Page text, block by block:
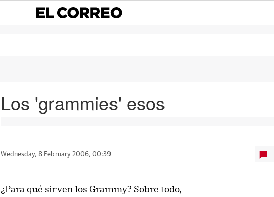
Los 'grammies' esos
Wednesday, 8 February 2006, 00:39
¿Para qué sirven los Grammy? Sobre todo,